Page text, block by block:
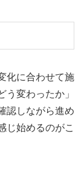
化に合わせて施
変わったか」
認しながら進め
じ始めるのがこ